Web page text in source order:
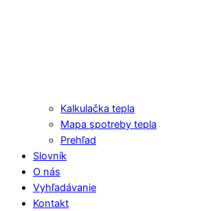
Kalkulačka tepla
Mapa spotreby tepla
Prehľad
Slovník
O nás
Vyhľadávanie
Kontakt